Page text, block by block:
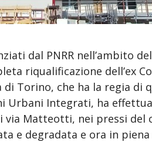
dal PNRR nell’ambito
riqualificazione dell’ex
Torino, che ha la regia di
Urbani Integrati, ha
Matteotti, nei pressi del
e degradata e ora in